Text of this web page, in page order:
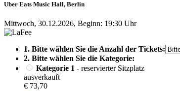
Uber Eats Music Hall, Berlin
Mittwoch, 30.12.2026, Beginn: 19:30 Uhr
1. Bitte wählen Sie die Anzahl der Tickets:
2. Bitte wählen Sie die Kategorie:
Kategorie 1 - reservierter Sitzplatz
ausverkauft
€ 73,70